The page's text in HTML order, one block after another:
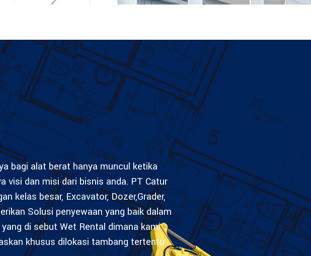
bagi alat berat hanya muncul ketika
visi dan misi dari bisnis anda. PT Catur
kelas besar, Excavator, Dozer,Grader,
Solusi penyewaan yang baik dalam
di sebut Wet Rental dimana kami
khusus dilokasi tambang tertentu